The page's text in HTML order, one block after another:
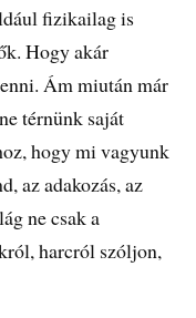
fizikailag is
Hogy akár
Ám miután már
térnünk saját
hogy mi vagyunk
az adakozás, az
ne csak a
harcról szóljon,